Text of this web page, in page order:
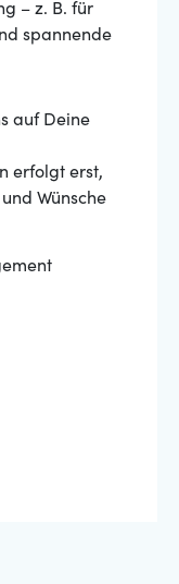
– z. B. für
spannende
auf Deine
erfolgt erst,
Wünsche